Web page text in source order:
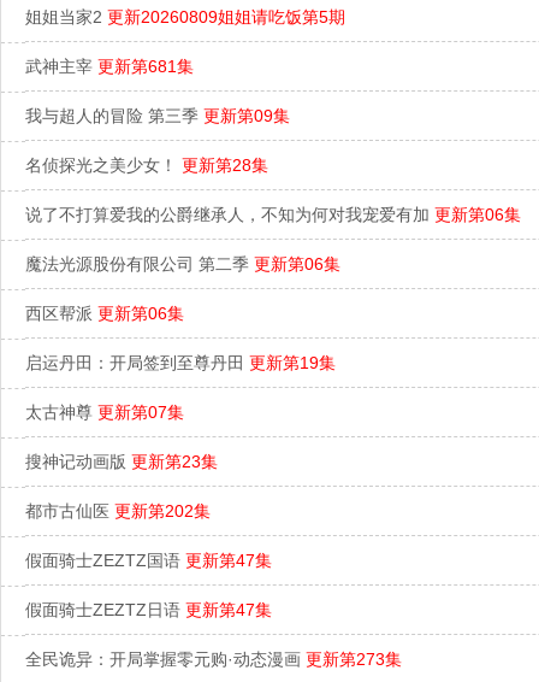
姐姐当家2 更新20260809姐姐请吃饭第5期
武神主宰 更新第681集
我与超人的冒险 第三季 更新第09集
名侦探光之美少女！ 更新第28集
说了不打算爱我的公爵继承人，不知为何对我宠爱有加 更新第06集
魔法光源股份有限公司 第二季 更新第06集
西区帮派 更新第06集
启运丹田：开局签到至尊丹田 更新第19集
太古神尊 更新第07集
搜神记动画版 更新第23集
都市古仙医 更新第202集
假面骑士ZEZTZ国语 更新第47集
假面骑士ZEZTZ日语 更新第47集
全民诡异：开局掌握零元购·动态漫画 更新第273集